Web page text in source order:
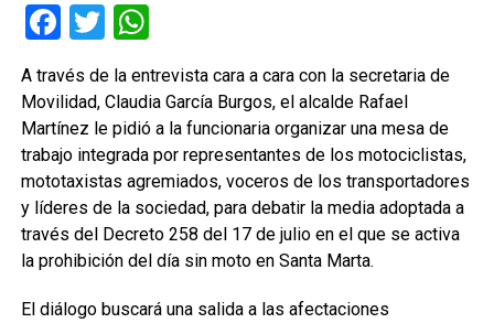
Facebook
TwitterWhatsApp
A través de la entrevista cara a cara con la secretaria de
Movilidad, Claudia García Burgos, el alcalde Rafael
Martínez le pidió a la funcionaria organizar una mesa de
trabajo integrada por representantes de los motociclistas,
mototaxistas agremiados, voceros de los transportadores
y líderes de la sociedad, para debatir la media adoptada a
través del Decreto 258 del 17 de julio en el que se activa
la prohibición del día sin moto en Santa Marta.
El diálogo buscará una salida a las afectaciones